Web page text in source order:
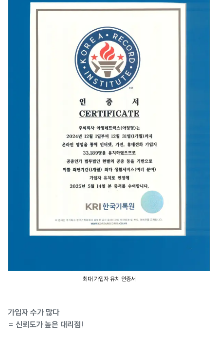
최대 가입자 유치 인증서
가입자 수가 많다
= 신뢰도가 높은 대리점!